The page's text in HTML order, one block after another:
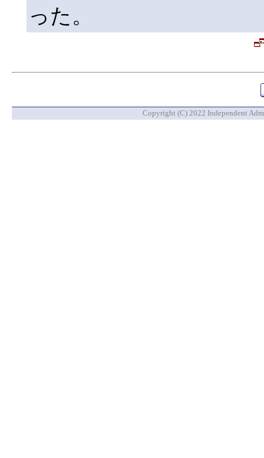
った。
Copyright (C) 2022 Independent